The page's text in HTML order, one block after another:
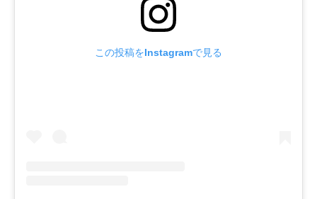
この投稿をInstagramで見る